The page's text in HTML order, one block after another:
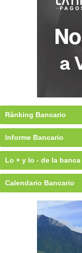
Ránking Bancario
Informe Bancario
Lo + y lo - de la banca
Calendario Bancario